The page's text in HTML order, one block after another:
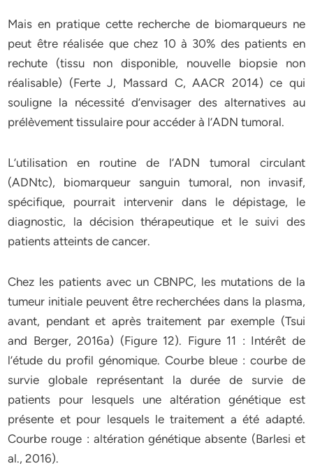
Mais en pratique cette recherche de biomarqueurs ne
peut être réalisée que chez 10 à 30% des patients en
rechute
(tissu non disponible, nouvelle biopsie
non
réalisable) (Ferte J, Massard C, AACR 2014) ce qui
souligne la nécessité d’envisager des alternatives au
prélèvement tissulaire pour accéder à l’ADN tumoral.
L’utilisation en routine de l’ADN tumoral
circulant
(ADNtc),
biomarqueur sanguin tumoral, non
invasif,
spécifique,
pourrait intervenir dans le dépistage,
le
diagnostic,
la décision thérapeutique et le suivi des
patients atteints de cancer.
Chez les patients avec un CBNPC, les mutations de la
tumeur initiale peuvent être recherchées dans la plasma,
avant, pendant et après traitement par exemple (Tsui
and Berger, 2016a) (Figure 12). Figure 11 : Intérêt de
l’étude du profil génomique. Courbe bleue : courbe de
survie
globale représentant la durée de survie
de
patients
pour lesquels une altération génétique
est
présente et pour lesquels le traitement a été adapté.
Courbe rouge : altération génétique absente (Barlesi et
al., 2016).